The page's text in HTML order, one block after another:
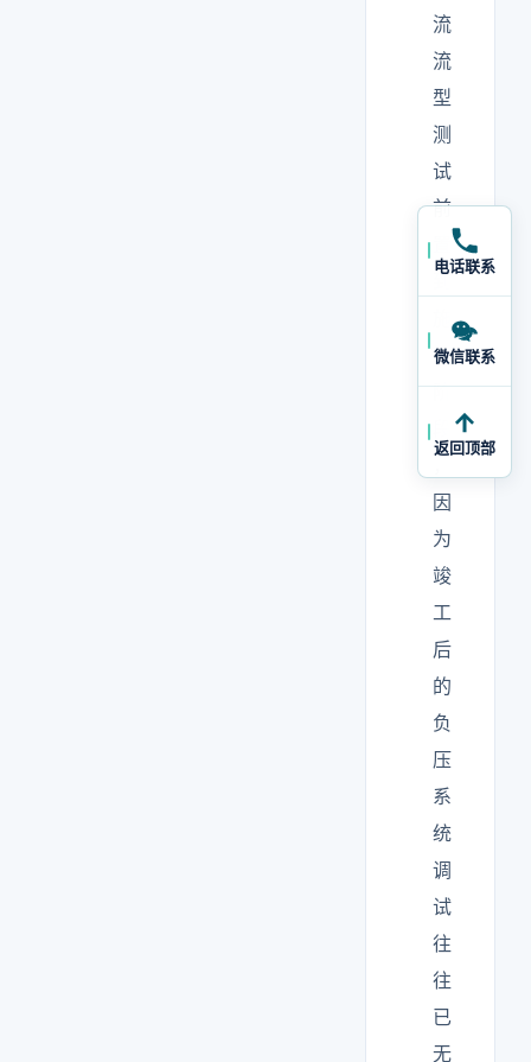
流
流
型
测
试
前
到
工
阶
因
为
竣
工
后
的
负
压
系
统
调
试
往
往
已
无
电话联系
微信联系
返回顶部